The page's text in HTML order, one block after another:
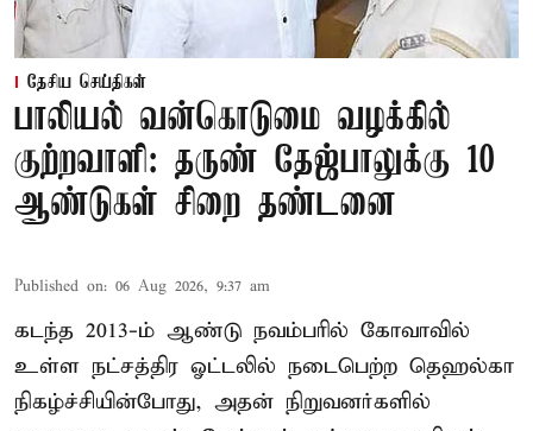
தேசிய செய்திகள்
பாலியல் வன்கொடுமை வழக்கில்
குற்றவாளி: தருண் தேஜ்பாலுக்கு 10
ஆண்டுகள் சிறை தண்டனை
Published on: 06 Aug 2026, 9:37 am
கடந்த 2013-ம் ஆண்டு நவம்பரில் கோவாவில்
உள்ள நட்சத்திர ஓட்டலில் நடைபெற்ற தெஹல்கா
நிகழ்ச்சியின்போது, அதன் நிறுவனர்களில்